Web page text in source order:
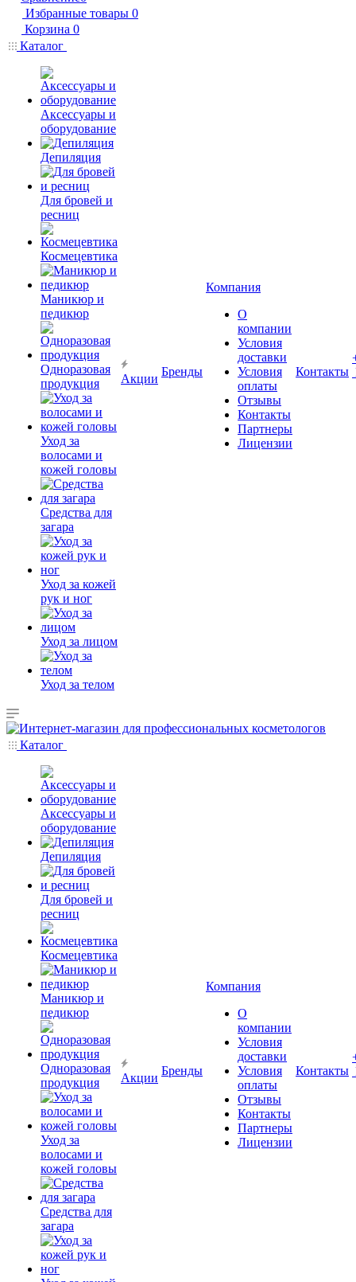
Избранные товары 0
Корзина 0
Каталог
Аксессуары и
оборудование
Депиляция
Для бровей и
ресниц
Космецевтика
Маникюр и
педикюр
Одноразовая
продукция
Уход за
волосами и
кожей головы
Средства для
загара
Уход за кожей
рук и ног
Уход за лицом
Уход за телом
Акции
Бренды
Компания
О
компании
Условия
доставки
Условия
оплаты
Отзывы
Контакты
Партнеры
Лицензии
Контакты
Каталог
Аксессуары и
оборудование
Депиляция
Для бровей и
ресниц
Космецевтика
Маникюр и
педикюр
Одноразовая
продукция
Уход за
волосами и
кожей головы
Средства для
загара
Акции
Бренды
Компания
О
компании
Условия
доставки
Условия
оплаты
Отзывы
Контакты
Партнеры
Лицензии
Контакты